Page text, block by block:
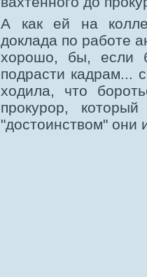
А как ей на
доклада по работе
хорошо, бы, если
подрасти кадрам...
ходила, что
прокурор,
"достоинством" они